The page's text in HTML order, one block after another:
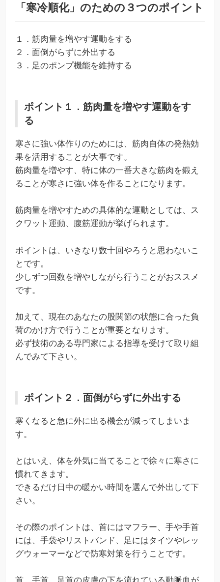
「寒冷順化」のための３つのポイント
１．筋肉量を増やす運動をする
２．面倒がらずに外出する
３．足のポンプ機能を維持する
ポイント１．筋肉量を増やす運動をす
る
寒さに強い体作りのためには、筋肉自体の発熱効
果を活用することが大事です。
筋肉量を増やす、特に体の一番大きな筋肉を鍛え
ることが寒さに強い体を作ることになります。
筋肉量を増やすための具体的な運動としては、ス
クワット運動、腹筋運動が挙げられます。
ポイントは、いきなり数十回やろうと思わないこ
とです。
少しずつ回数を増やしながら行うことがおススメ
です。
加えて、現在のあなたの股関節の状態に合った負
荷のかけ方で行うことが重要となります。
必ず技術のある専門家による指導を受けて取り組
んでみて下さい。
ポイント２．面倒がらずに外出する
寒くなると急に外に出る機会が減ってしまいま
す。
とはいえ、体を外気に当てることで徐々に寒さに
慣れてきます。
できるだけ日中の暖かい時間を選んで外出して下
さい。
その際のポイントは、首にはマフラー、手や手首
には、手袋やリストバンド、足にはタイツやレッ
グウォーマーなどで防寒対策を行うことです。